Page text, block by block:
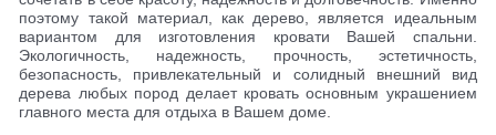
поэтому такой материал, как дерево, является идеальным
вариантом для изготовления кровати Вашей спальни.
Экологичность, надежность, прочность, эстетичность,
безопасность, привлекательный и солидный внешний вид
дерева любых пород делает кровать основным украшением
главного места для отдыха в Вашем доме.